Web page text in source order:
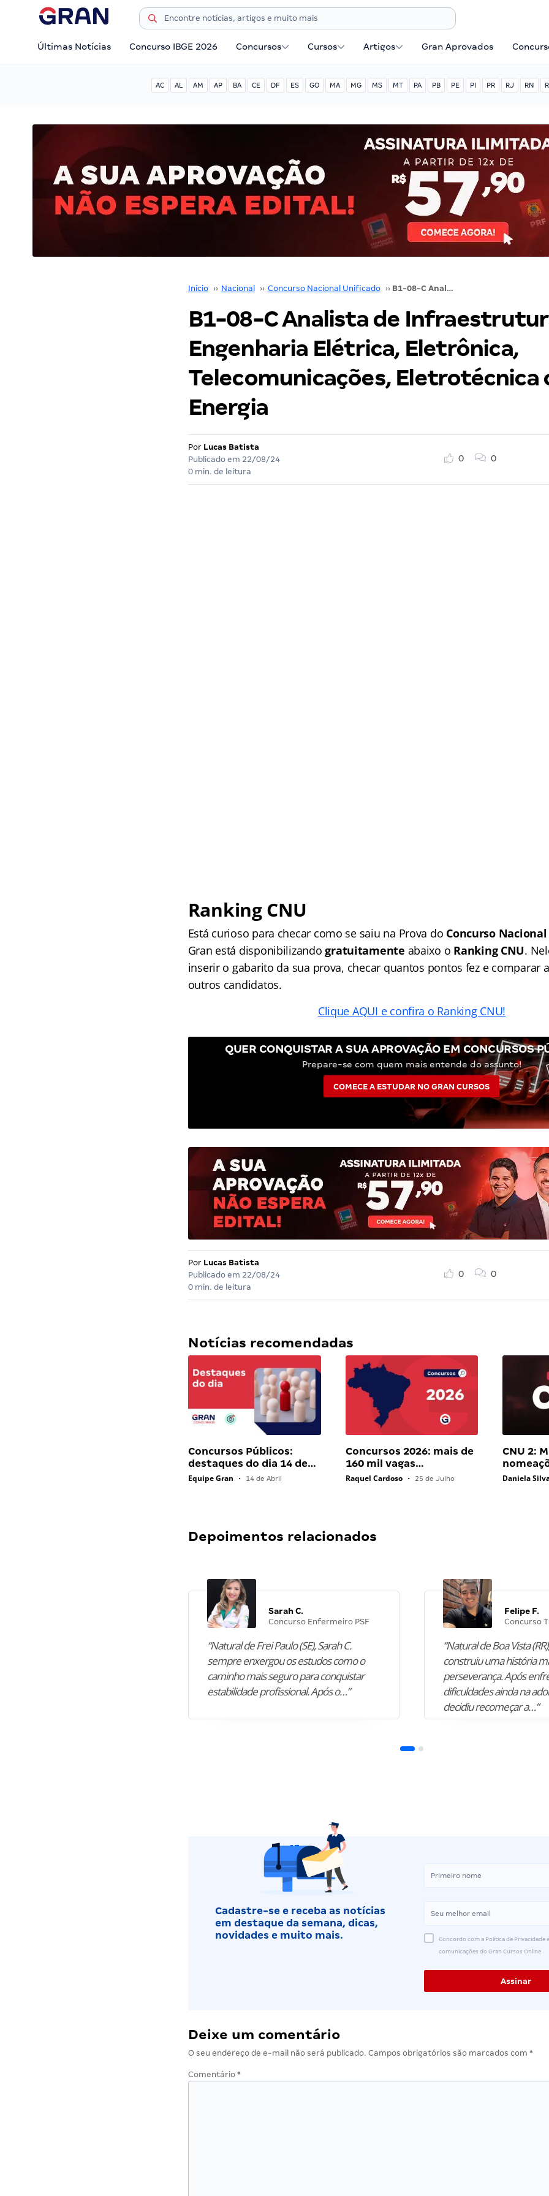
Últimas Notícias Concurso IBGE 2026 Concursos Cursos Artigos Gran Aprovados
AC AL AM AP BA CE DF ES GO MA MG MS MT PA PB PE PI PR RJ RN
Início ›› Nacional ›› Concurso Nacional Unificado ›› B1-08-C Analista de Infraestrutura – Engenharia Elétrica, Eletrônica, Telecomunicações, Eletrotécnica ou Energia
B1-08-C Analista de
Engenharia Elétrica, Eletrônica,
Telecomunicações, Eletrotécnica
Energia
Por Lucas Batista
Publicado em 22/08/24
0 min. de leitura
0 0
Ranking CNU
Está curioso para checar como se saiu na Prova do Concurso
Gran está disponibilizandogratuitamente abaixo o Ranking CNU.
inserir o gabarito da sua prova, checar quantos pontos fez e comparar
outros candidatos.
Clique AQUI e confira o Ranking CNU!
QUER CONQUISTAR A SUA APROVAÇÃO EM CONCURSOS
Prepare-se com quem mais entende do assunto!
COMECE A ESTUDAR NO GRAN CURSOS
Por Lucas Batista
Publicado em 22/08/24
0 min. de leitura
0 0
Notícias recomendadas
Concursos Públicos:
destaques do dia 14 de…
Equipe Gran • 14 de Abril
Concursos 2026: mais de
160 mil vagas…
Raquel Cardoso • 25 de Julho
CNU 2:
Daniela
Depoimentos relacionados
Sarah C.
Concurso Enfermeiro PSF
“Natural de Frei Paulo (SE), Sarah C.
sempre enxergou os estudos como o
caminho mais seguro para conquistar
estabilidade profissional. Após o…”
Felipe F.
Concurso
“Natural de Boa Vista
construiu uma história
perseverança. Após
dificuldades ainda na
decidiu recomeçar a…”
Cadastre-se e receba as notícias
em destaque da semana, dicas,
novidades e muito mais.
Concordo com a Política de Privacidade
comunicações do Gran Cursos Online.
Deixe um comentário
O seu endereço de e-mail não será publicado. Campos obrigatórios são marcados com *
Comentário *